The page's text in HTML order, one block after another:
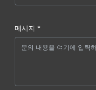
메시지 *